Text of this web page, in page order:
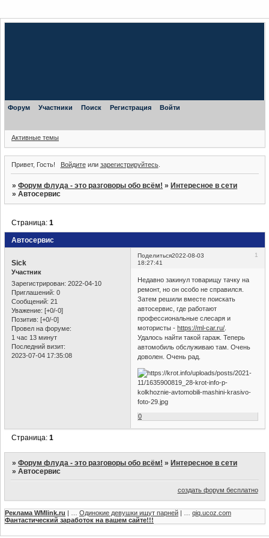
Форум Участники Поиск Регистрация Войти
Активные темы
Привет, Гость! Войдитеили зарегистрируйтесь.
»Форум флуда - это разговоры обо всём! »Интересное в сети
»Автосервис
Автосервис
Страница:1
Поделиться 1
2022-08-03
18:27:41
Sick
Участник
Зарегистрирован: 2022-04-10
Приглашений: 0
Сообщений: 21
Уважение: [+0/-0]
Позитив: [+0/-0]
Провел на форуме:
1 час 13 минут
Последний визит:
2023-07-04 17:35:08
Недавно закинул товарищу тачку на
ремонт, но он особо не справился.
Затем решили вместе поискать
автосервис, где работают
профессиональные слесаря и
мотористы - https://ml-car.ru/
Удалось найти такой гараж. Теперь
автомобиль обслуживаю там. Очень
доволен. Очень рад.
0
Страница:1
»Форум флуда - это разговоры обо всём! »Интересное в сети
»Автосервис
создать форум бесплатно
Реклама WMlink.ru | … Одинокие девушки ищут парней | … qiq.ucoz.com
Фантастический заработок на вашем сайте!!!